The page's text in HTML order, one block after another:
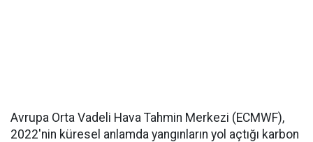
Avrupa Orta Vadeli Hava Tahmin Merkezi (ECMWF),
2022'nin küresel anlamda yangınların yol açtığı karbon